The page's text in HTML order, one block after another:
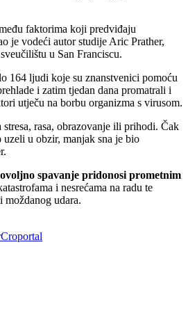
faktorima koji predviđaju
je vodeći autor studije Aric Prather,
u San Franciscu.
164 ljudi koje su znanstvenici pomoću
i zatim tjedan dana promatrali i
utječu na borbu organizma s virusom.
rasa, obrazovanje ili prihodi. Čak
u obzir, manjak sna je bio
spavanje pridonosi prometnim
i nesrećama na radu te
moždanog udara.
Croportal